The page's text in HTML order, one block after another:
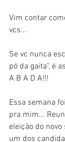
Vim contar
vcs...
Se vc nunca
pó da gaita", é
A B A D A!!!
Essa semana
pra mim...
eleição do
um dos